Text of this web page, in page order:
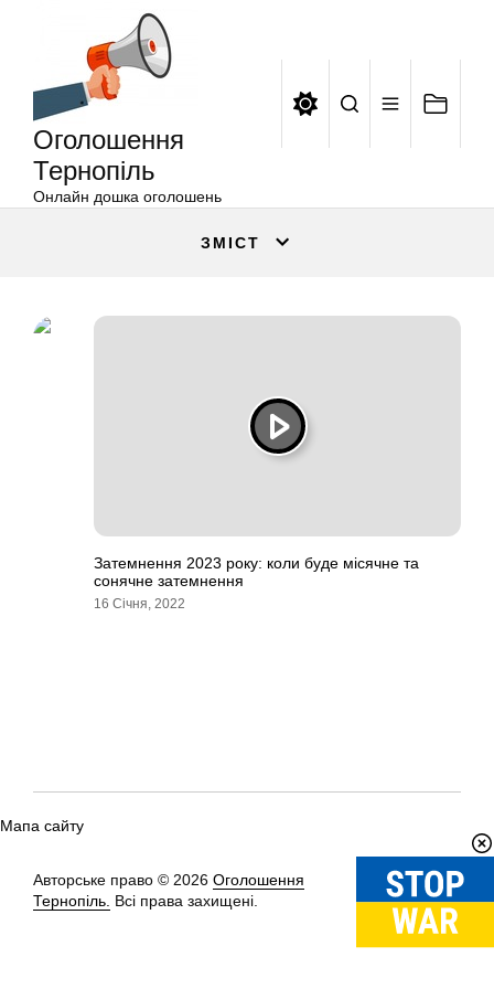
Оголошення
Тернопіль
Онлайн дошка оголошень
ЗМІСТ
Затемнення 2023 року: коли буде місячне та
сонячне затемнення
16 Січня, 2022
Мапа сайту
Авторське право © 2026 Оголошення
Тернопіль. Всі права захищені.
Вгору↑